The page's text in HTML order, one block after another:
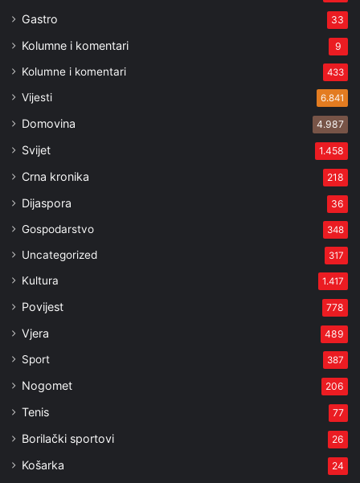
Gastro 33
Kolumne i komentari 9
Kolumne i komentari 433
Vijesti 6.841
Domovina 4.987
Svijet 1.458
Crna kronika 218
Dijaspora 36
Gospodarstvo 348
Uncategorized 317
Kultura 1.417
Povijest 778
Vjera 489
Sport 387
Nogomet 206
Tenis 77
Borilački sportovi 26
Košarka 24